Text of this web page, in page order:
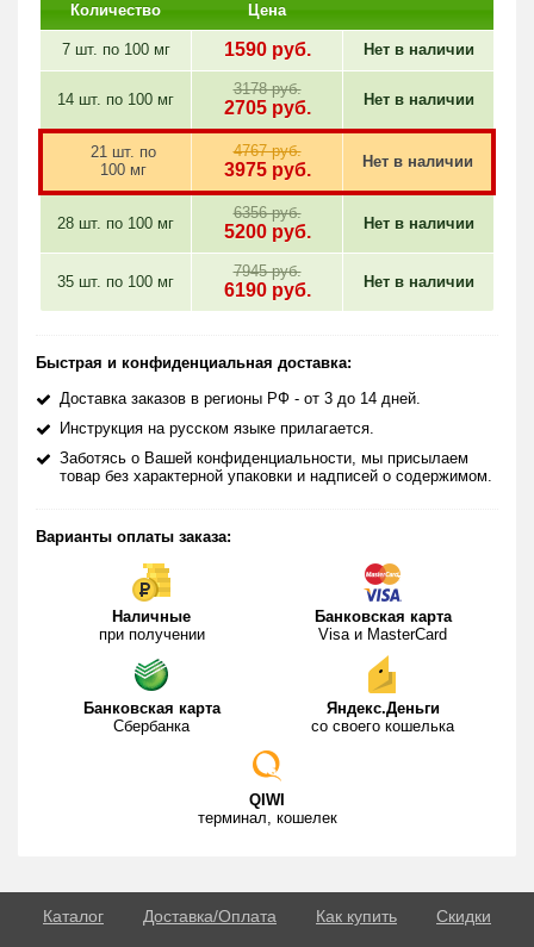
Количество Цена
7 шт. по 100 мг 1590руб. Нет в наличии
14 шт. по 100 мг
3178 руб.
2705руб. Нет в наличии
21 шт. по
100 мг
4767 руб.
3975руб. Нет в наличии
28 шт. по 100 мг
6356 руб.
5200руб. Нет в наличии
35 шт. по 100 мг
7945 руб.
6190руб. Нет в наличии
Быстрая и конфиденциальная доставка:
Доставка заказов в регионы РФ - от 3 до 14 дней.
Инструкция на русском языке прилагается.
Заботясь о Вашей конфиденциальности, мы присылаем
товар без характерной упаковки и надписей о содержимом.
Варианты оплаты заказа:
Наличные
при получении
Банковская карта
Visa и MasterCard
Банковская карта
Сбербанка
Яндекс.Деньги
со своего кошелька
QIWI
терминал, кошелек
Каталог Доставка/Оплата Как купить
Скидки